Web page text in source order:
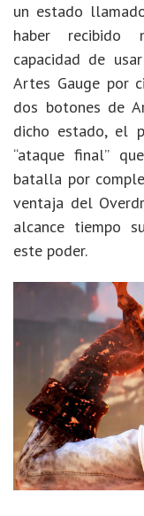
un estado
haber recibido
capacidad de
Artes Gauge por
dos botones de
dicho estado, el
“ataque final”
batalla por
ventaja del
alcance tiempo
este poder.